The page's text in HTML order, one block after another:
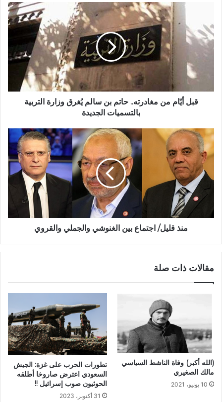
قبل أيّام من مغادرته.. حاتم بن سالم يُغرق وزارة التربية
بالتسميات الجديدة
منذ قليل/ اجتماع بين الغنوشي والجملي والقروي
مقالات ذات صلة
(الله أكبر) وفاة الناشط السياسي
مالك الصغيري
10 يونيو، 2021
تطورات الحرب على غزة: الجيش
السعودي اعترض صاروخا أطلقه
الحوثيون صوب إسرائيل !!
31 أكتوبر، 2023